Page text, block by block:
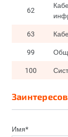
62
63
99
100
Имя*